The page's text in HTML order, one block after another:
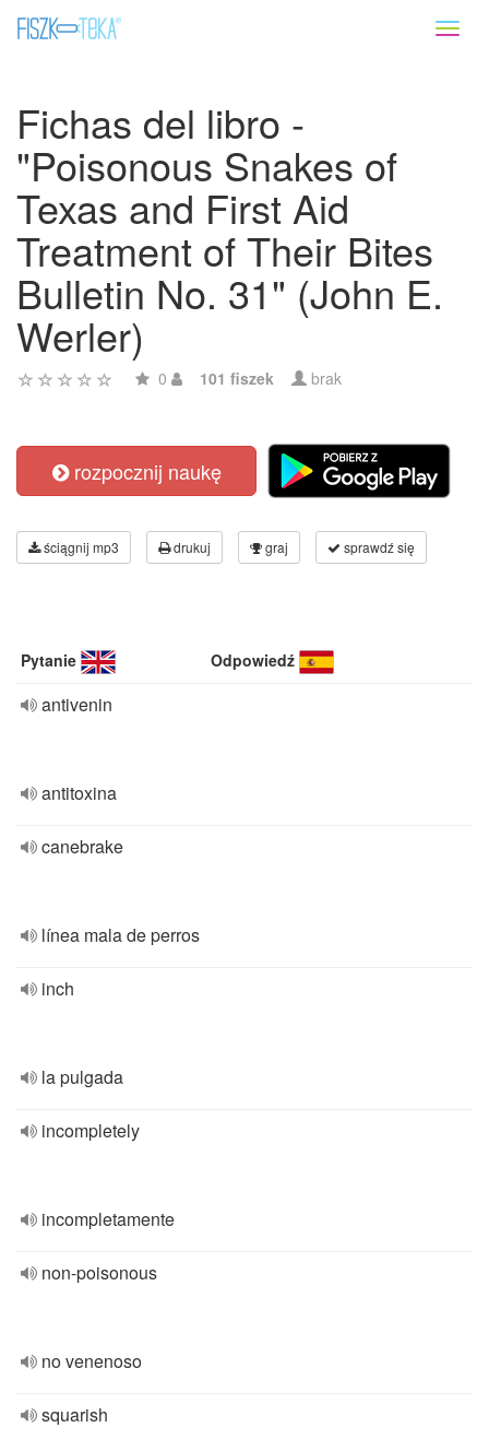
Fichas del libro -
"Poisonous Snakes of
Texas and First Aid
Treatment of Their Bites
Bulletin No. 31" (John E.
Werler)
0 101 fiszek brak
rozpocznij naukę
ściągnij mp3 drukuj graj sprawdź się
Pytanie Odpowiedź
antivenin
antitoxina
canebrake
línea mala de perros
inch
la pulgada
incompletely
incompletamente
non-poisonous
no venenoso
squarish